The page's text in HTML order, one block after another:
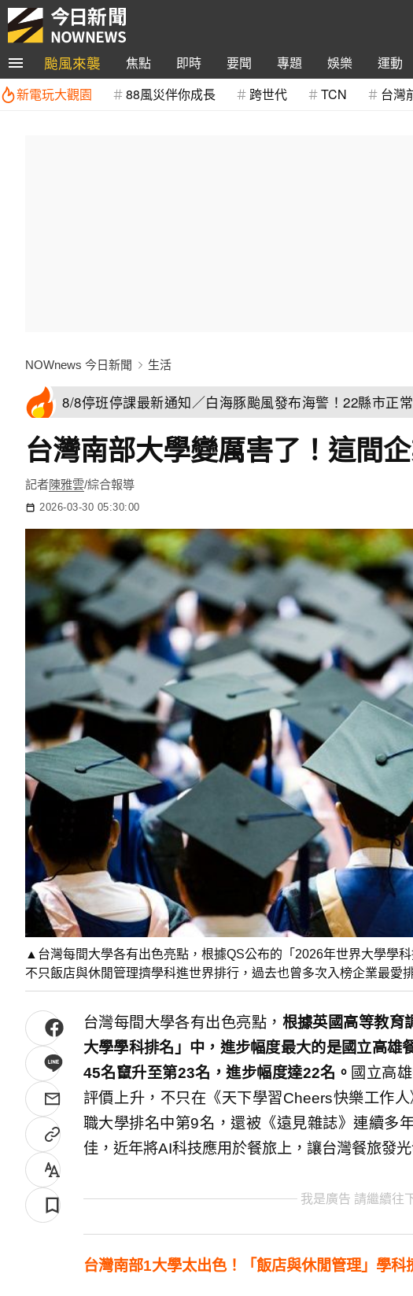
颱風來襲 焦點 即時 要聞 專題 娛樂 運動
新電玩大觀園
88風災伴你成長 跨世代 TCN 台灣
NOWnews 今日新聞 生活
8/8停班停課最新通知／白海豚颱風發布海警！22縣市正
台灣南部大學變厲害了！這間
記者陳雅雲/綜合報導
2026-03-30 05:30:00
▲台灣每間大學各有出色亮點，根據QS公布的「2026年世界大學學
不只飯店與休閒管理擠學科進世界排行，過去也曾多次入榜企業最愛
台灣每間大學各有出色亮點， 根據英國高等教育
大學學科排名」中，進步幅度最大的是國立高雄
45名竄升至第23名，進步幅度達22名。 國立高
評價上升，不只在《天下學習Cheers快樂工作
職大學排名中第9名，還被《遠見雜誌》連續多
佳，近年將AI科技應用於餐旅上，讓台灣餐旅發光
我是廣告 請繼續往
台灣南部1大學太出色！「飯店與休閒管理」學科